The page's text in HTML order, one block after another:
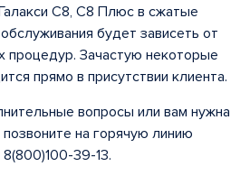
С8, С8 Плюс в сжатые
будет зависеть от
процедур. Зачастую некоторые
прямо в присутствии клиента.
вопросы или вам нужна
позвоните на горячую линию
39-13.